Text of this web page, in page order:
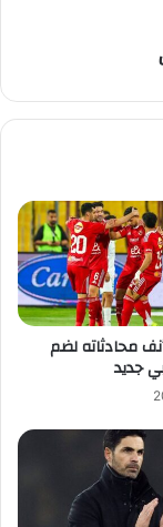
محادثاته لضم
جديد